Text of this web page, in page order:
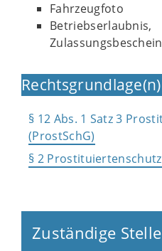
Fahrzeugfoto
Betriebserlaubnis,
Rechtsgrundlage(n)
§ 12 Abs. 1 Satz 3
(ProstSchG)
§ 2
Zuständige Stelle